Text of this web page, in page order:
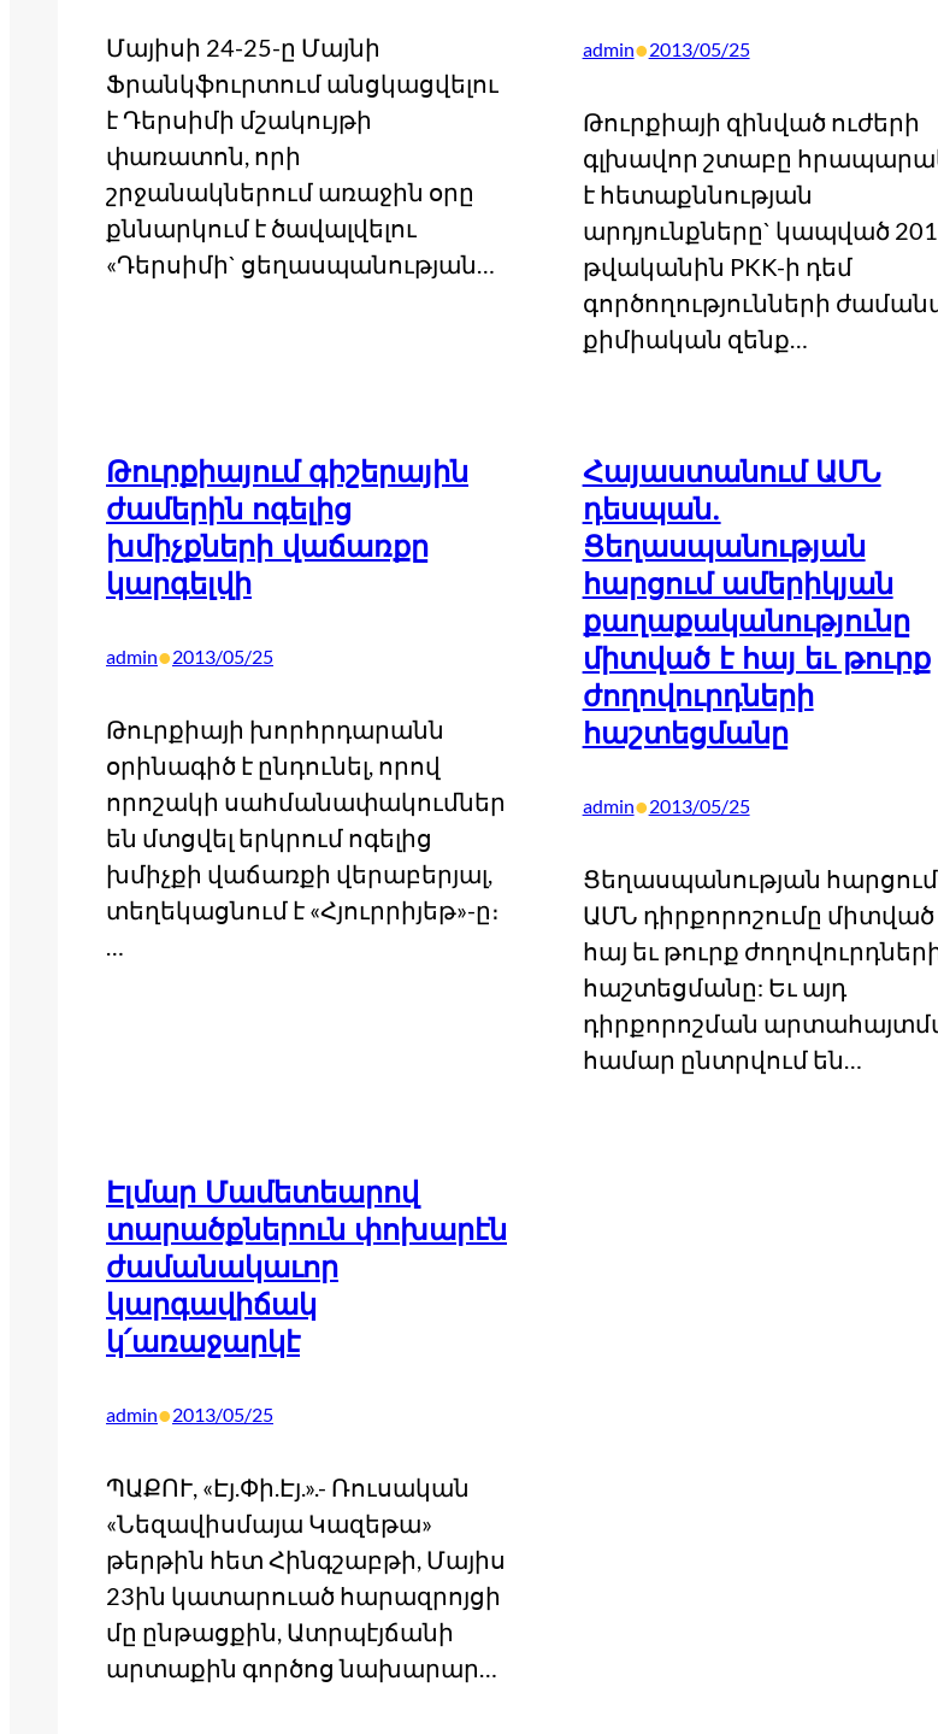
Մայիսի 24-25-ը Մայնի
Ֆրանկֆուրտում անցկացվելու
է Դերսիմի մշակույթի
փառատոն, որի
շրջանակներում առաջին օրը
քննարկում է ծավալվելու
«Դերսիմի` ցեղասպանության…
admin•2013/05/25
Թուրքիայի զինված ուժերի
գլխավոր շտաբը
է հետաքննության
արդյունքները` կապված
թվականին PKK-ի դեմ
գործողությունների
քիմիական զենք…
Թուրքիայում գիշերային
ժամերին ոգելից
խմիչքների վաճառքը
կարգելվի
admin•2013/05/25
Թուրքիայի խորհրդարանն
օրինագիծ է ընդունել, որով
որոշակի սահմանափակումներ
են մտցվել երկրում ոգելից
խմիչքի վաճառքի վերաբերյալ,
տեղեկացնում է «Հյուրրիյեթ»-ը։
…
Հայաստանում ԱՄՆ
դեսպան.
Ցեղասպանության
հարցում ամերիկյան
քաղաքականությունը
միտված է հայ եւ թուրք
ժողովուրդների
հաշտեցմանը
admin•2013/05/25
Ցեղասպանության հարցում
ԱՄՆ դիրքորոշումը միտված
հայ եւ թուրք
հաշտեցմանը: Եւ այդ
դիրքորոշման
համար ընտրվում են…
Էլմար Մամետեարով
տարածքներուն փոխարէն
ժամանակաւոր
կարգավիճակ
կ՛առաջարկէ
admin•2013/05/25
ՊԱՔՈՒ, «Էյ.Փի.Էյ.».- Ռուսական
«Նեզավիսմայա Կազեթա»
թերթին հետ Հինգշաբթի, Մայիս
23ին կատարուած հարազրոյցի
մը ընթացքին, Ատրպէյճանի
արտաքին գործոց նախարար…